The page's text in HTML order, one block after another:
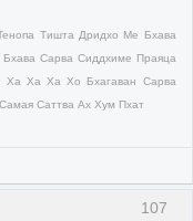
Тишта Дридхо Ме Бхава
Сарва Сиддхиме Праяца
Ха Ха Хо Бхагаван Сарва
Саттва Ах Хум Пхат
107